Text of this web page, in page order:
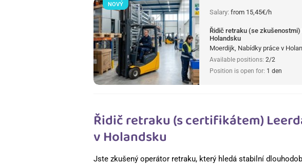
Salary: from 15,45€/h
Řidič retraku (se
Holandsku
Moerdijk, Nabídky práce v
Available positions: 2/2
Position is open for: 1 den
NOVÝ
Řidič retraku (s certifikátem)
v Holandsku
Jste zkušený operátor retraku, který hledá stabilní